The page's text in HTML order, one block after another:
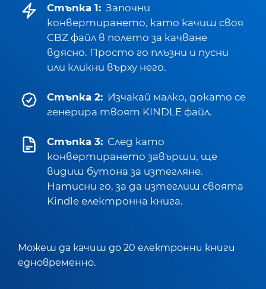
Стъпка 1: Започни
конвертирането, като качиш своя
CBZ файл в полето за качване
вдясно. Просто го плъзни и пусни
или кликни върху него.
Стъпка 2: Изчакай малко, докато се
генерира твоят KINDLE файл.
Стъпка 3: След като
конвертирането завърши, ще
видиш бутона за изтегляне.
Натисни го, за да изтеглиш своята
Kindle електронна книга.
Можеш да качиш до 20 електронни книги
едновременно.